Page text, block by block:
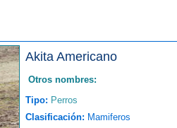
Akita Americano
Otros nombres:
Tipo: Perros
Clasificación: Mamiferos